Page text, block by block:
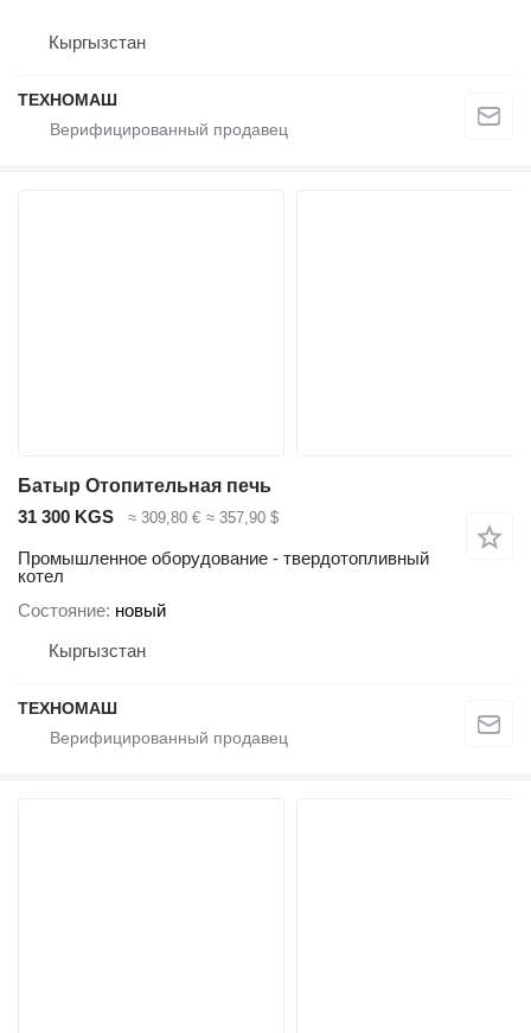
Кыргызстан
ТЕХНОМАШ
Батыр Отопительная печь
31 300 KGS
≈ 309,80 € ≈ 357,90 $
Промышленное оборудование - твердотопливный
котел
Состояние новый
Кыргызстан
ТЕХНОМАШ